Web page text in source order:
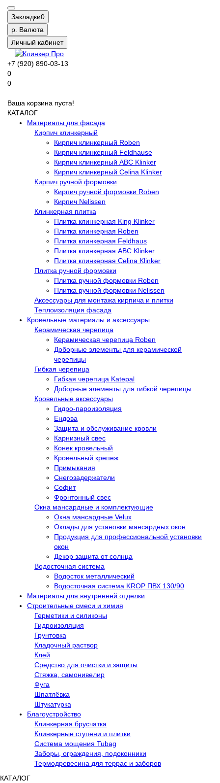
Закладки0
р. Валюта
Личный кабинет
+7 (920) 890-03-13
0
0
Ваша корзина пуста!
КАТАЛОГ
Материалы для фасада
Кирпич клинкерный
Кирпич клинкерный Roben
Кирпич клинкерный Feldhause
Кирпич клинкерный ABC Klinker
Кирпич клинкерный Celina Klinker
Кирпич ручной формовки
Кирпич ручной формовки Roben
Кирпич Nelissen
Клинкерная плитка
Плитка клинкерная King Klinker
Плитка клинкерная Roben
Плитка клинкерная Feldhaus
Плитка клинкерная ABC Klinker
Плитка клинкерная Celina Klinker
Плитка ручной формовки
Плитка ручной формовки Roben
Плитка ручной формовки Nelissen
Аксессуары для монтажа кирпича и плитки
Теплоизоляция фасада
Кровельные материалы и аксессуары
Керамическая черепица
Керамическая черепица Roben
Доборные элементы для керамической
черепицы
Гибкая черепица
Гибкая черепица Katepal
Доборные элементы для гибкой черепицы
Кровельные аксессуары
Гидро-пароизоляция
Ендова
Защита и обслуживание кровли
Карнизный свес
Конек кровельный
Кровельный крепеж
Примыкания
Снегозадержатели
Софит
Фронтонный свес
Окна мансардные и комплектующие
Окна мансардные Velux
Оклады для установки мансардных окон
Продукция для профессиональной установки
окон
Декор защита от солнца
Водосточная система
Водосток металлический
Водосточная система KROP ПВХ 130/90
Материалы для внутренней отделки
Строительные смеси и химия
Герметики и силиконы
Гидроизоляция
Грунтовка
Кладочный раствор
Клей
Средство для очистки и защиты
Стяжка, самонивелир
Фуга
Шпатлёвка
Штукатурка
Благоустройство
Клинкерная брусчатка
Клинкерные ступени и плитки
Система мощения Tubag
Заборы, ограждения, подоконники
Термодревесина для террас и заборов
КАТАЛОГ